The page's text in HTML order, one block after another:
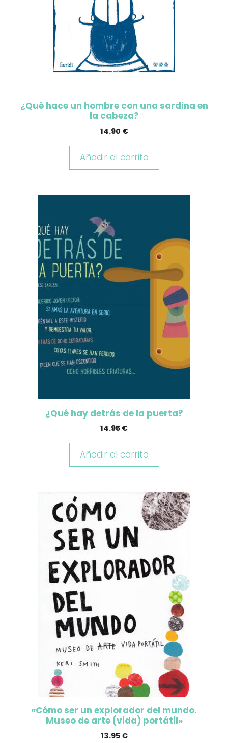
¿Qué hace un hombre con una sardina en
la cabeza?
14.90 €
Añadir al carrito
¿Qué hay detrás de la puerta?
14.95 €
Añadir al carrito
«Cómo ser un explorador del mundo.
Museo de arte (vida) portátil»
13.95 €